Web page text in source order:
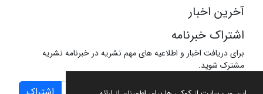
آخرین اخبار
اشتراک خبرنامه
برای دریافت اخبار و اطلاعیه های مهم نشریه در خبرنامه نشریه
مشترک شوید.